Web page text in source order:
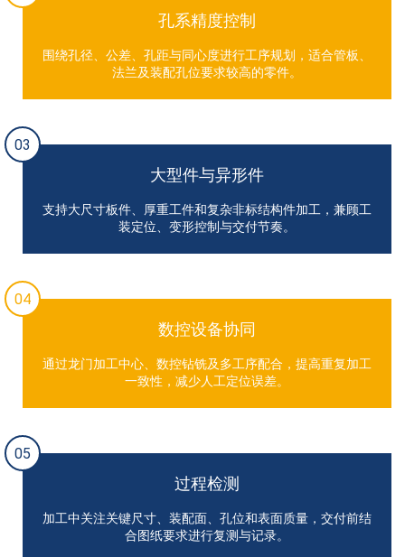
孔系精度控制
围绕孔径、公差、孔距与同心度进行工序规划，适合管板、
法兰及装配孔位要求较高的零件。
03
大型件与异形件
支持大尺寸板件、厚重工件和复杂非标结构件加工，兼顾工
装定位、变形控制与交付节奏。
04
数控设备协同
通过龙门加工中心、数控钻铣及多工序配合，提高重复加工
一致性，减少人工定位误差。
05
过程检测
加工中关注关键尺寸、装配面、孔位和表面质量，交付前结
合图纸要求进行复测与记录。